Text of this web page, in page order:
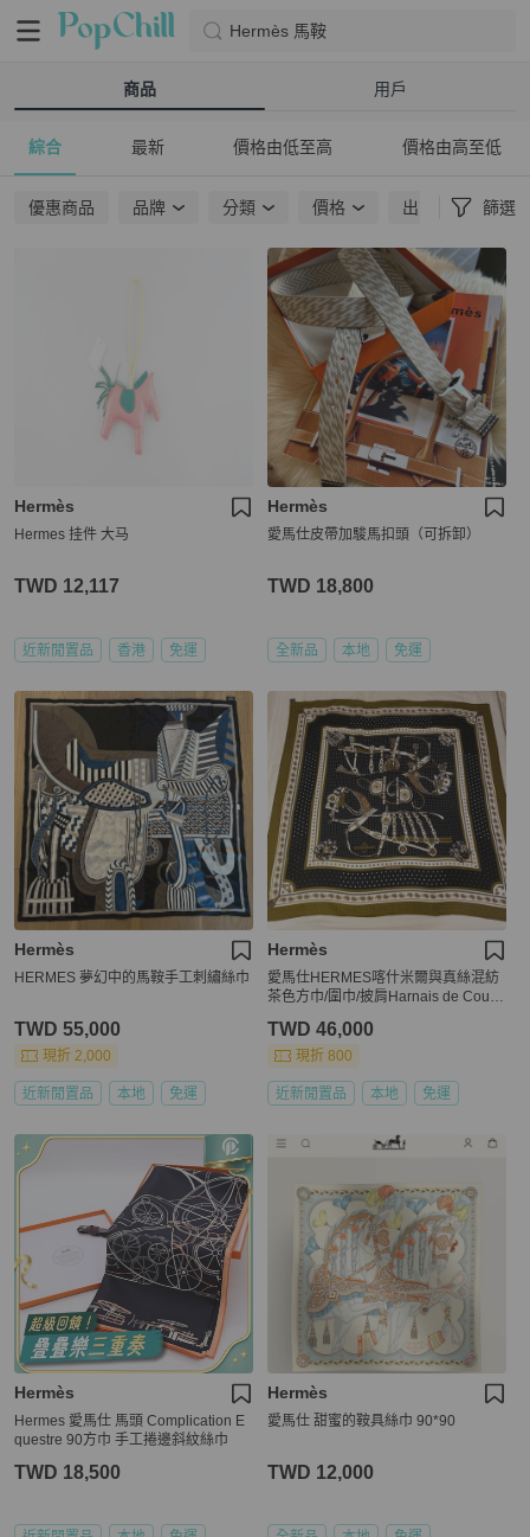
Hermès 馬鞍
商品 用戶
綜合 最新 價格由低至高 價格由高至低
優惠商品 品牌 分類 價格 出貨地點 篩選
Hermès
Hermes 挂件 大马
TWD 12,117
近新閒置品 香港 免運
Hermès
愛馬仕皮帶加駿馬扣頭（可拆卸）
TWD 18,800
全新品 本地 免運
Hermès
HERMES 夢幻中的馬鞍手工刺繡絲巾
TWD 55,000
現折 2,000
近新閒置品 本地 免運
Hermès
愛馬仕HERMES喀什米爾與真絲混紡
茶色方巾/圍巾/披肩Harnais de Cour
TWD 46,000
現折 800
近新閒置品 本地 免運
Hermès
Hermes 愛馬仕 馬頭 Complication E
questre 90方巾 手工捲邊斜紋絲巾
TWD 18,500
Hermès
愛馬仕 甜蜜的鞍具絲巾 90*90
TWD 12,000